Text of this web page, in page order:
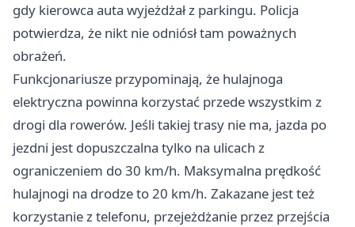
gdy kierowca auta wyjeżdżał z parkingu. Policja
potwierdza, że nikt nie odniósł tam poważnych
obrażeń.
Funkcjonariusze przypominają, że hulajnoga
elektryczna powinna korzystać przede wszystkim z
drogi dla rowerów. Jeśli takiej trasy nie ma, jazda po
jezdni jest dopuszczalna tylko na ulicach z
ograniczeniem do 30 km/h. Maksymalna prędkość
hulajnogi na drodze to 20 km/h. Zakazane jest też
korzystanie z telefonu, przejeżdżanie przez przejścia